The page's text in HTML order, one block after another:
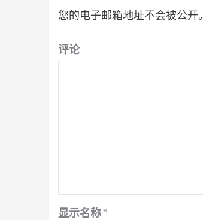
您的电子邮箱地址不会被公开。
评论
显示名称*